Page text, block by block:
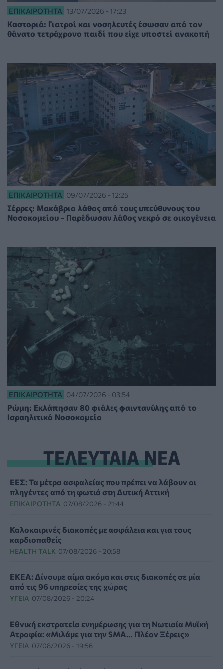
ΕΠΙΚΑΙΡΌΤΗΤΑ 13/07/2026 - 17:23
Καστοριά: Γιατροί και νοσηλευτές έσωσαν από τον
θάνατο τετράχρονο παιδί που είχε υποστεί ανακοπή
ΕΠΙΚΑΙΡΌΤΗΤΑ 09/07/2026 - 12:25
Σέρρες: Μακάβριο λάθος από τους υπεύθυνους του
Νοσοκομείου - Παρέδωσαν λάθος νεκρό σε οικογένεια
ΕΠΙΚΑΙΡΌΤΗΤΑ 04/07/2026 - 03:54
Ρώμη: Εκλάπησαν 80 φιάλες φαιντανύλης από το
Ισραηλιτικό Νοσοκομείο
ΤΕΛΕΥΤΑΙΑ ΝΕΑ
ΕΕΣ: Τα μέτρα ασφαλείας που πρέπει να λάβουν οι
πληγέντες από τη φωτιά στη Δυτική Αττική
ΕΠΙΚΑΙΡΌΤΗΤΑ 07/08/2026 - 21:44
Καλοκαιρινές διακοπές με ασφάλεια και για τους
καρδιοπαθείς
HEALTH TALK 07/08/2026 - 20:58
ΕΚΕΑ: Δίνουμε αίμα ακόμα και στις διακοπές σε μία
από τις 96 υπηρεσίες της χώρας
ΥΓΕΊΑ 07/08/2026 - 20:24
Εθνική εκστρατεία ενημέρωσης για τη Νωτιαία Μυϊκή
Ατροφία: «Μιλάμε για την SMA… Πλέον Ξέρεις»
ΥΓΕΊΑ 07/08/2026 - 19:56